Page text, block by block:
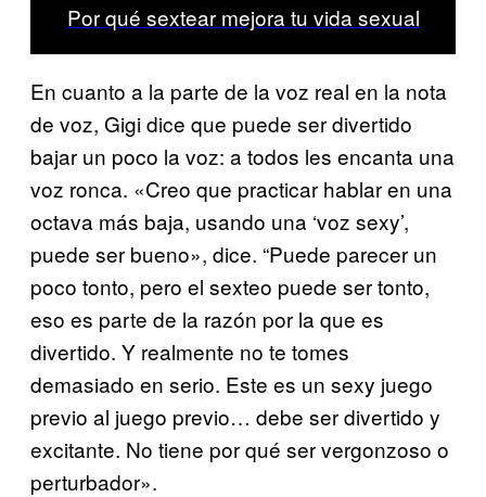
Por qué sextear mejora tu vida sexual
En cuanto a la parte de la voz real en la nota
de voz, Gigi dice que puede ser divertido
bajar un poco la voz: a todos les encanta una
voz ronca. «Creo que practicar hablar en una
octava más baja, usando una ‘voz sexy’,
puede ser bueno», dice. “Puede parecer un
poco tonto, pero el sexteo puede ser tonto,
eso es parte de la razón por la que es
divertido. Y realmente no te tomes
demasiado en serio. Este es un sexy juego
previo al juego previo… debe ser divertido y
excitante. No tiene por qué ser vergonzoso o
perturbador».